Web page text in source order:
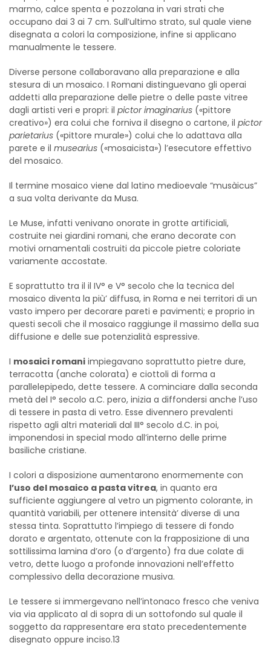
marmo, calce spenta e pozzolana in vari strati che
occupano dai 3 ai 7 cm. Sull’ultimo strato, sul quale viene
disegnata a colori la composizione, infine si applicano
manualmente le tessere.
Diverse persone collaboravano alla preparazione e alla
stesura di un mosaico. I Romani distinguevano gli operai
addetti alla preparazione delle pietre o delle paste vitree
dagli artisti veri e propri: il pictor imaginarius («pittore
creativo») era colui che forniva il disegno o cartone, il pictor
parietarius («pittore murale») colui che lo adattava alla
parete e il musearius («mosaicista») l’esecutore effettivo
del mosaico.
Il termine mosaico viene dal latino medioevale “musàicus”
a sua volta derivante da Musa.
Le Muse, infatti venivano onorate in grotte artificiali,
costruite nei giardini romani, che erano decorate con
motivi ornamentali costruiti da piccole pietre coloriate
variamente accostate.
E soprattutto tra il il IV° e V° secolo che la tecnica del
mosaico diventa la più’ diffusa, in Roma e nei territori di un
vasto impero per decorare pareti e pavimenti; e proprio in
questi secoli che il mosaico raggiunge il massimo della sua
diffusione e delle sue potenzialità espressive.
I mosaici romani impiegavano soprattutto pietre dure,
terracotta (anche colorata) e ciottoli di forma a
parallelepipedo, dette tessere. A cominciare dalla seconda
metà del I° secolo a.C. pero, inizia a diffondersi anche l’uso
di tessere in pasta di vetro. Esse divennero prevalenti
rispetto agli altri materiali dal III° secolo d.C. in poi,
imponendosi in special modo all’interno delle prime
basiliche cristiane.
I colori a disposizione aumentarono enormemente con
l’uso del mosaico a pasta vitrea, in quanto era
sufficiente aggiungere al vetro un pigmento colorante, in
quantità variabili, per ottenere intensità’ diverse di una
stessa tinta. Soprattutto l’impiego di tessere di fondo
dorato e argentato, ottenute con la frapposizione di una
sottilissima lamina d’oro (o d’argento) fra due colate di
vetro, dette luogo a profonde innovazioni nell’effetto
complessivo della decorazione musiva.
Le tessere si immergevano nell’intonaco fresco che veniva
via via applicato al di sopra di un sottofondo sul quale il
soggetto da rappresentare era stato precedentemente
disegnato oppure inciso.13